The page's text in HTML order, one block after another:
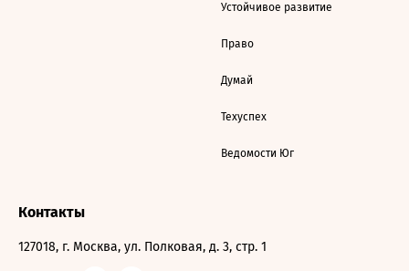
Устойчивое развитие
Право
Думай
Техуспех
Ведомости Юг
Контакты
127018, г. Москва, ул. Полковая, д. 3, стр. 1